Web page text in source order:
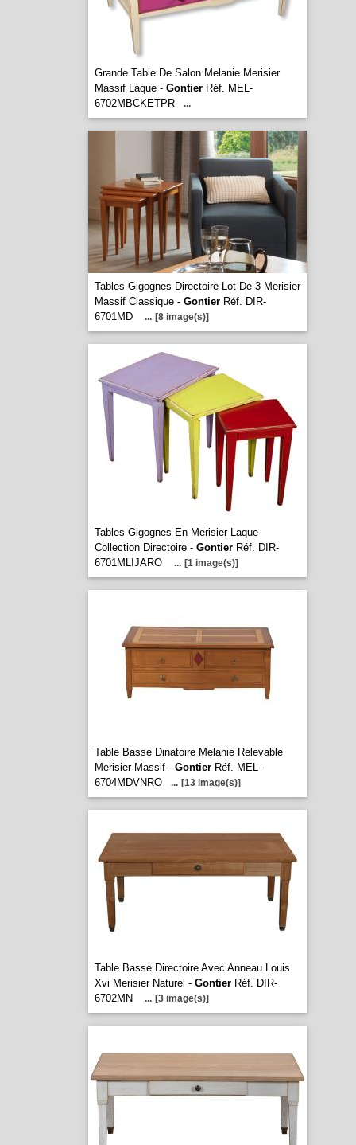
Grande Table De Salon Melanie Merisier
Massif Laque - GontierRéf. MEL-
6702MBCKETPR
...
Tables Gigognes Directoire Lot De 3 Merisier
Massif Classique - GontierRéf. DIR-
6701MD
... [8 image(s)]
Tables Gigognes En Merisier Laque
Collection Directoire - GontierRéf. DIR-
6701MLIJARO
... [1 image(s)]
Table Basse Dinatoire Melanie Relevable
Merisier Massif - GontierRéf. MEL-
6704MDVNRO
... [13 image(s)]
Table Basse Directoire Avec Anneau Louis
Xvi Merisier Naturel - GontierRéf. DIR-
6702MN
... [3 image(s)]